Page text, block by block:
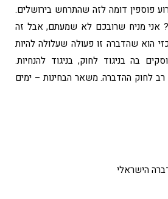
פוספין דומה לזה שהתרחש בירושלים.
אני מניח שרובכם לא שמעתם, אבל זה
הוא שהדברה זו פעולה שעלולה להיות
בה בניגוד לחוק, בניגוד להנחיות.
לחוק ההדברה. משאר הבחינות – ימים
הישראלי